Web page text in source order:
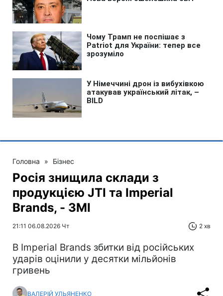
Головна » Бізнес
Росія знищила склади з
продукцією JTI та Imperial
Brands, - ЗМІ
21:11 06.08.2026 Чт 2 хв
В Imperial Brands збитки від російських
ударів оцінили у десятки мільйонів
гривень
ВАЛЕРІЙ УЛЬЯНЕНКО